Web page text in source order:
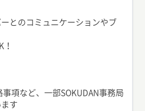
とのコミュニケーションやブ
項など、一部SOKUDAN事務局
す